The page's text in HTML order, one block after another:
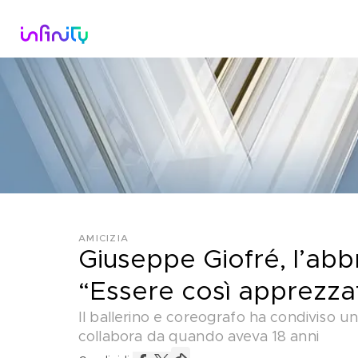
AMICIZIA
Giuseppe Giofré,
“Essere così
Il ballerino e coreografo ha condiviso
collabora da quando aveva 18 anni